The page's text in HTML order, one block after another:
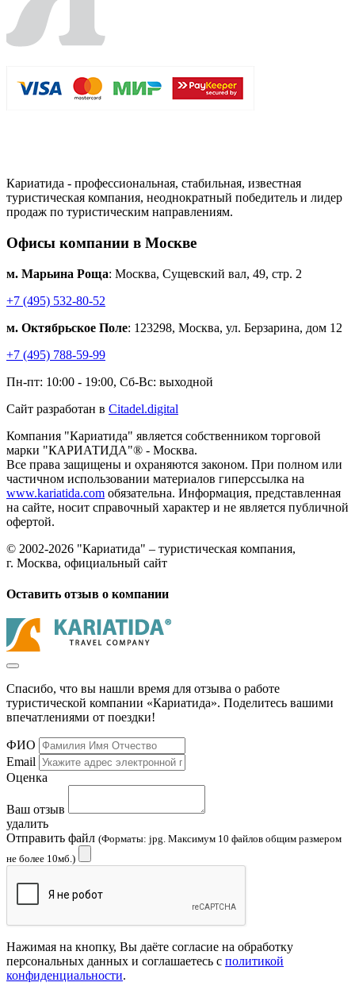
Кариатида - профессиональная, стабильная, известная
туристическая компания, неоднократный победитель и лидер
продаж по туристическим направлениям.
Офисы компании в Москве
м. Марьина Роща: Москва, Сущевский вал, 49, стр. 2
+7 (495) 532-80-52
м. Октябрьское Поле: 123298, Москва, ул. Берзарина, дом 12
+7 (495) 788-59-99
Пн-пт: 10:00 - 19:00, Сб-Вс: выходной
Сайт разработан в Citadel.digital
Компания "Кариатида" является собственником торговой
марки "КАРИАТИДА"® - Москва.
Все права защищены и охраняются законом. При полном или
частичном использовании материалов гиперссылка на
www.kariatida.com обязательна. Информация, представленная
на сайте, носит справочный характер и не является публичной
офертой.
© 2002-2026 "Кариатида" – туристическая компания,
г. Москва, официальный сайт
Оставить отзыв о компании
Спасибо, что вы нашли время для отзыва о работе
туристической компании «Кариатида». Поделитесь вашими
впечатлениями от поездки!
ФИО
Email
Оценка
Ваш отзыв
удалить
Отправить файл (Форматы: jpg. Максимум 10 файлов общим размером
не более 10мб.)
Нажимая на кнопку, Вы даёте согласие на обработку
персональных данных и соглашаетесь с политикой
конфиденциальности.